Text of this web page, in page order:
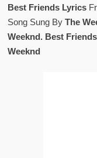
Best Friends Lyrics
Song Sung By The
Weeknd. Best
Weeknd